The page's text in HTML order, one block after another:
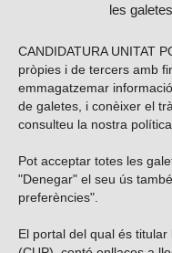
les galetes
CANDIDATURA UNITAT
pròpies i de tercers amb
emmagatzemar
de galetes, i conèixer el
consulteu la nostra
Pot acceptar totes les
"Denegar" el seu ús
preferències".
El portal del qual és titular
Vols